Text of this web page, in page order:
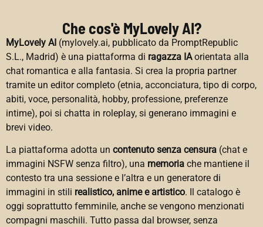
Che cos'è MyLovely AI?
MyLovely AI (mylovely.ai, pubblicato da PromptRepublic
S.L., Madrid) è una piattaforma di ragazza IAorientata alla
chat romantica e alla fantasia. Si crea la propria partner
tramite un editor completo (etnia, acconciatura, tipo di corpo,
abiti, voce, personalità, hobby, professione, preferenze
intime), poi si chatta in roleplay, si generano immagini e
brevi video.
La piattaforma adotta un contenuto senza censura (chat e
immagini NSFW senza filtro), una memoria che mantiene il
contesto tra una sessione e l’altra e un generatore di
immagini in stili realistico, anime e artistico. Il catalogo è
oggi soprattutto femminile, anche se vengono menzionati
compagni maschili. Tutto passa dal browser, senza